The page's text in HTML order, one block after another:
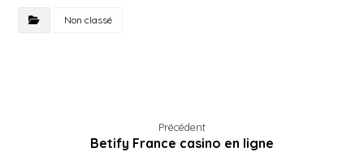
Non classé
Précédent
Betify France casino en ligne